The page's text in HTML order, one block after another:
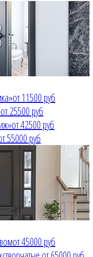
от 11500 руб
от 25500 руб
от 42500 руб
55000 руб
от 45000 руб